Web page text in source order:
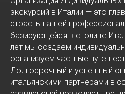
экскурсий в Италии — это
страсть нашей
базирующейся в столице
лет мы создаем
организуем частные
Долгосрочный и успешный
итальянскими партнерами в